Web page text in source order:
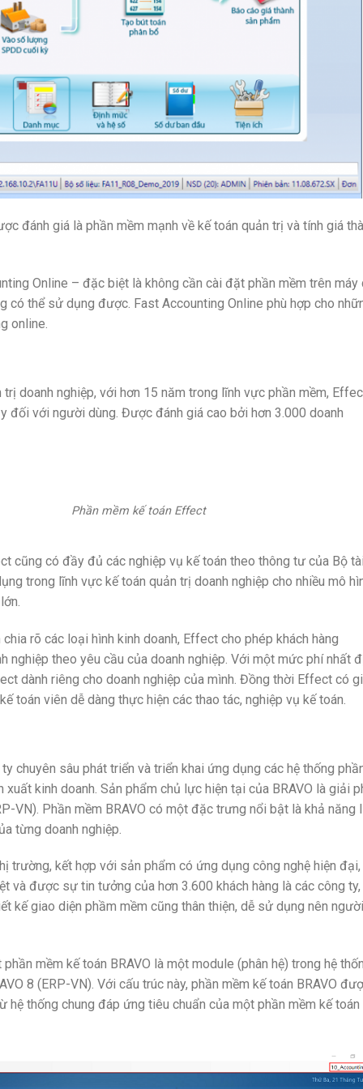
đánh giá là phần mềm mạnh về kế toán quản trị và tính giá
Online – đặc biệt là không cần cài đặt phần mềm trên máy
có thể sử dụng được. Fast Accounting Online phù hợp cho
online.
doanh nghiệp, với hơn 15 năm trong lĩnh vực phần mềm,
đối với người dùng. Được đánh giá cao bởi hơn 3.000 doanh
kế toán Effect
cũng có đầy đủ các nghiệp vụ kế toán theo thông tư của Bộ tài
trong lĩnh vực kế toán quản trị doanh nghiệp cho nhiều mô
rõ các loại hình kinh doanh, Effect cho phép khách hàng
theo yêu cầu của doanh nghiệp. Với một mức phí nhất
dành riêng cho doanh nghiệp của mình. Đồng thời Effect có
toán viên dễ dàng thực hiện các thao tác, nghiệp vụ kế toán.
chuyên sâu phát triển và triển khai ứng dụng các hệ thống
kinh doanh. Sản phẩm chủ lực hiện tại của BRAVO là giải
VN). Phần mềm BRAVO có một đặc trưng nổi bật là khả năng
từng doanh nghiệp.
trường, kết hợp với sản phẩm có ứng dụng công nghệ hiện đại,
và được sự tin tưởng của hơn 3.600 khách hàng là các công ty,
kế giao diện phầm mềm cũng thân thiện, dễ sử dụng nên người
mềm kế toán BRAVO là một module (phân hệ) trong hệ
8 (ERP-VN). Với cấu trúc này, phần mềm kế toán BRAVO
hệ thống chung đáp ứng tiêu chuẩn của một phần mềm kế toán